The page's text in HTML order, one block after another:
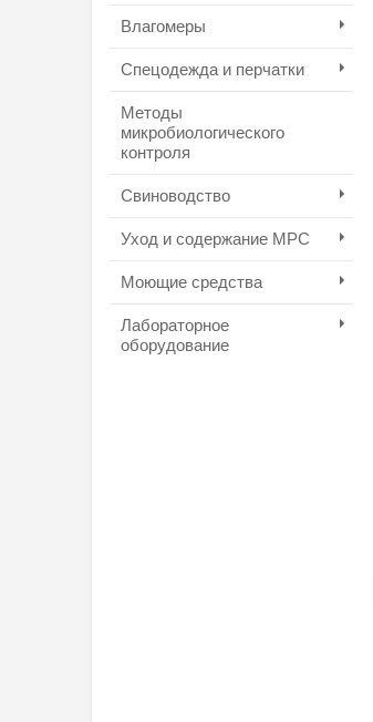
Влагомеры
Спецодежда и перчатки
Методы
микробиологического
контроля
Свиноводство
Уход и содержание МРС
Моющие средства
Лабораторное
оборудование